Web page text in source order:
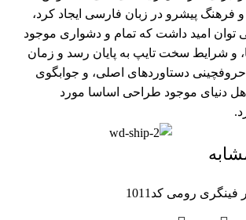
فرهنگ پیشرو در زبان فارسی ایجاد کرد،
امید داشت که تمام و دشواری موجود
و شرایط سخت تایپ به پایان رسد و زمان
دستاوردهای اصلی، و جوابگوی
دنیای موجود طراحی اساسا مورد